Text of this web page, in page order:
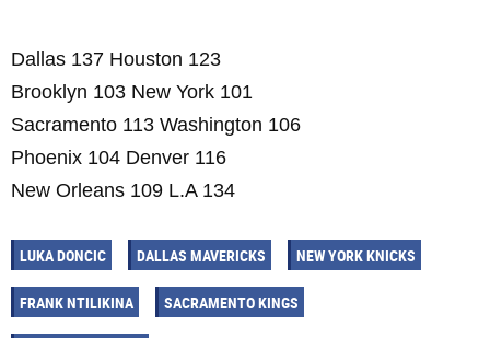
Dallas 137 Houston 123
Brooklyn 103 New York 101
Sacramento 113 Washington 106
Phoenix 104 Denver 116
New Orleans 109 L.A 134
LUKA DONCIC DALLAS MAVERICKS NEW YORK KNICKS
FRANK NTILIKINA SACRAMENTO KINGS